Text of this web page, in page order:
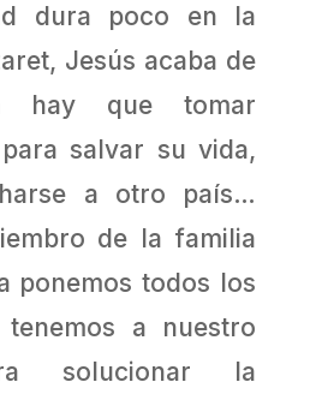
dura poco en la
Jesús acaba de
hay que tomar
salvar su vida,
a otro país…
de la familia
ponemos todos los
a nuestro
solucionar la